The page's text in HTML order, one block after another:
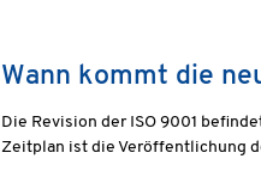
Wann kommt die
Die Revision der ISO 9001
Zeitplan ist die Veröffentlichung